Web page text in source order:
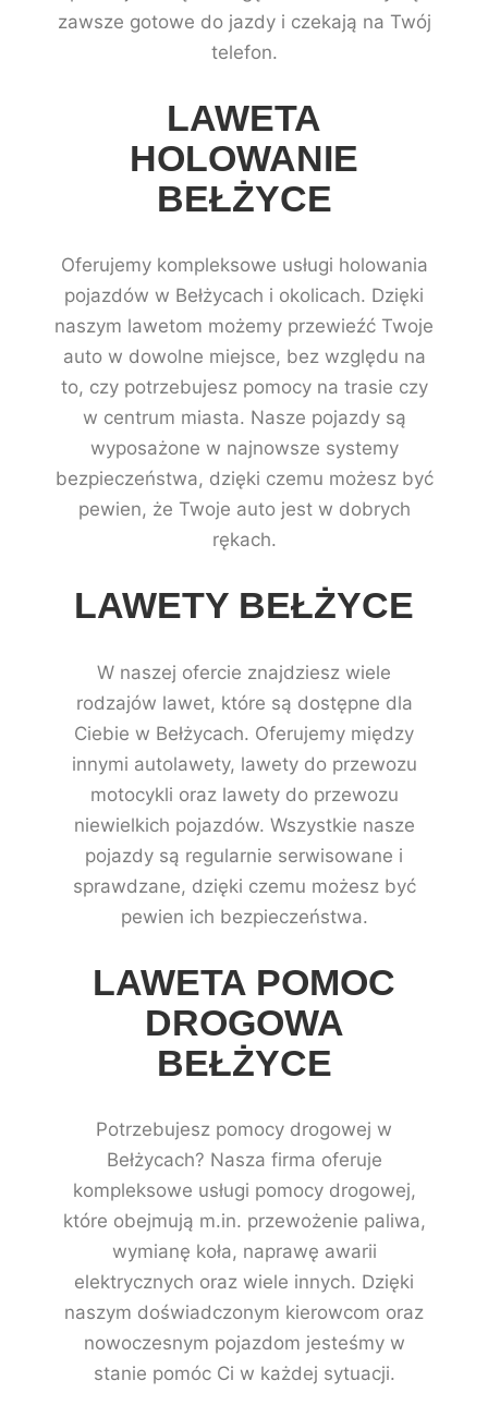
zawsze gotowe do jazdy i czekają na Twój
telefon.
LAWETA
HOLOWANIE
BEŁŻYCE
Oferujemy kompleksowe usługi holowania
pojazdów w Bełżycach i okolicach. Dzięki
naszym lawetom możemy przewieźć Twoje
auto w dowolne miejsce, bez względu na
to, czy potrzebujesz pomocy na trasie czy
w centrum miasta. Nasze pojazdy są
wyposażone w najnowsze systemy
bezpieczeństwa, dzięki czemu możesz być
pewien, że Twoje auto jest w dobrych
rękach.
LAWETY BEŁŻYCE
W naszej ofercie znajdziesz wiele
rodzajów lawet, które są dostępne dla
Ciebie w Bełżycach. Oferujemy między
innymi autolawety, lawety do przewozu
motocykli oraz lawety do przewozu
niewielkich pojazdów. Wszystkie nasze
pojazdy są regularnie serwisowane i
sprawdzane, dzięki czemu możesz być
pewien ich bezpieczeństwa.
LAWETA POMOC
DROGOWA
BEŁŻYCE
Potrzebujesz pomocy drogowej w
Bełżycach? Nasza firma oferuje
kompleksowe usługi pomocy drogowej,
które obejmują m.in. przewożenie paliwa,
wymianę koła, naprawę awarii
elektrycznych oraz wiele innych. Dzięki
naszym doświadczonym kierowcom oraz
nowoczesnym pojazdom jesteśmy w
stanie pomóc Ci w każdej sytuacji.